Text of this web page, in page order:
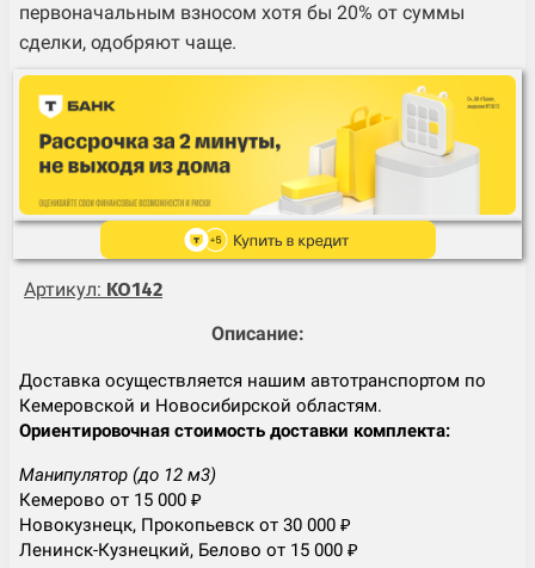
первоначальным взносом хотя бы 20% от суммы
сделки, одобряют чаще.
Артикул: KO142
Описание:
Доставка осуществляется нашим автотранспортом по
Кемеровской и Новосибирской областям.
Ориентировочная стоимость доставки комплекта:
Манипулятор (до 12 м3)
Кемерово от 15 000 ₽
Новокузнецк, Прокопьевск от 30 000 ₽
Ленинск-Кузнецкий, Белово от 15 000 ₽